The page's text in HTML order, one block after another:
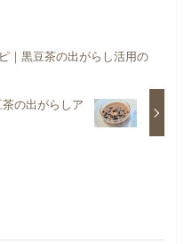
｜黒豆茶の出がらし活用の
の出がらしア